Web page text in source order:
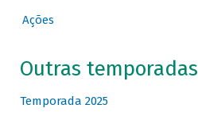
Ações
Outras temporadas
Temporada 2025